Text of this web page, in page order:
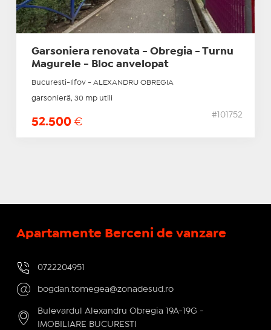
Garsoniera renovata - Obregia - Turnu
Magurele - Bloc anvelopat
Bucuresti-Ilfov - ALEXANDRU OBREGIA
garsonieră, 30 mp utili
52.500 €
#101752
Apartamente Berceni de vanzare
0722204951
bogdan.tomegea@zonadesud.ro
Bulevardul Alexandru Obregia 19A-19G -
IMOBILIARE BUCURESTI